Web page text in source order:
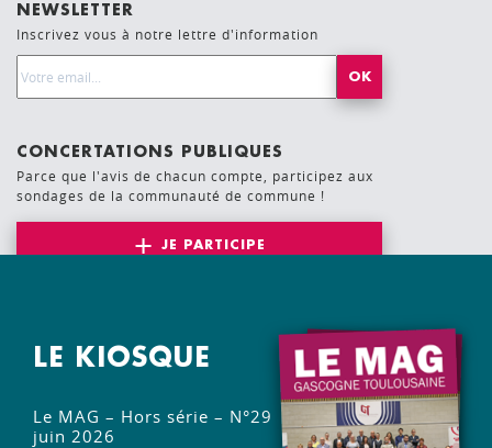
NEWSLETTER
Inscrivez vous à notre lettre d'information
CONCERTATIONS PUBLIQUES
Parce que l'avis de chacun compte, participez aux
sondages de la communauté de commune !
JE PARTICIPE
LE KIOSQUE
Le MAG – Hors série – N°29
juin 2026